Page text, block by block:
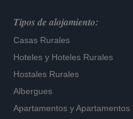
Tipos de alojamiento:
Casas Rurales
Hoteles y Hoteles Rurales
Hostales Rurales
Albergues
Apartamentos yApartamentos